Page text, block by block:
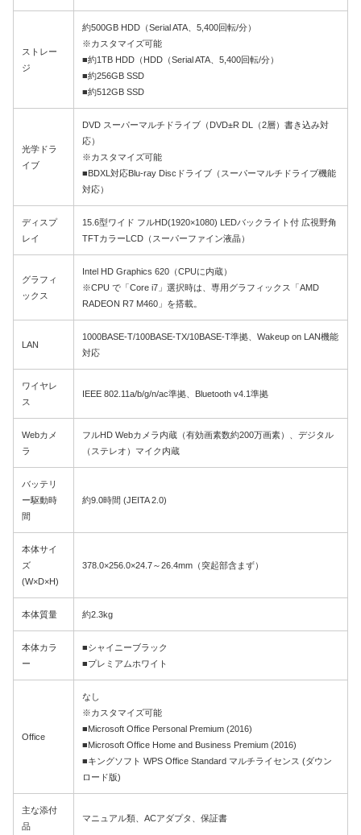
ストレー
ジ
約500GB HDD（Serial ATA、5,400回転/分）
※カスタマイズ可能
■約1TB HDD（HDD（Serial ATA、5,400回転/分）
■約256GB SSD
■約512GB SSD
光学ドラ
イブ
DVD スーパーマルチドライブ（DVD±R DL（2層）書き込み対
応）
※カスタマイズ可能
■BDXL対応Blu-ray Discドライブ（スーパーマルチドライブ機能
対応）
ディスプ
レイ
15.6型ワイド フルHD(1920×1080) LEDバックライト付 広視野角
TFTカラーLCD（スーパーファイン液晶）
グラフィ
ックス
Intel HD Graphics 620（CPUに内蔵）
※CPU で「Core i7」選択時は、専用グラフィックス「AMD
RADEON R7 M460」を搭載。
LAN
1000BASE-T/100BASE-TX/10BASE-T準拠、Wakeup on LAN機能
対応
ワイヤレ
ス
IEEE 802.11a/b/g/n/ac準拠、Bluetooth v4.1準拠
Webカメ
ラ
フルHD Webカメラ内蔵（有効画素数約200万画素）、デジタル
（ステレオ）マイク内蔵
バッテリ
ー駆動時
間
約9.0時間 (JEITA 2.0)
本体サイ
ズ
(W×D×H)
378.0×256.0×24.7～26.4mm（突起部含まず）
本体質量 約2.3kg
本体カラ
ー
■シャイニーブラック
■プレミアムホワイト
Office
なし
※カスタマイズ可能
■Microsoft Office Personal Premium (2016)
■Microsoft Office Home and Business Premium (2016)
■キングソフト WPS Office Standard マルチライセンス (ダウン
ロード版)
主な添付
品
マニュアル類、ACアダプタ、保証書